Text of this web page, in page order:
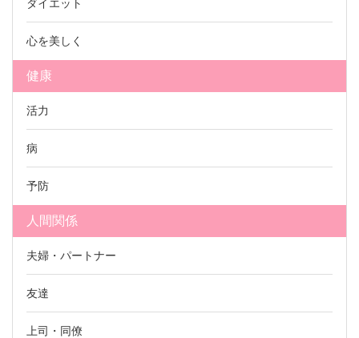
ダイエット
心を美しく
健康
活力
病
予防
人間関係
夫婦・パートナー
友達
上司・同僚